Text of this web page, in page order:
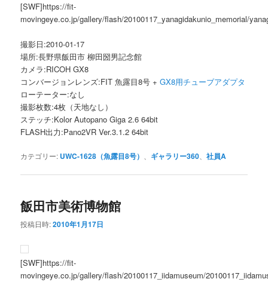
[SWF]https://fit-
movingeye.co.jp/gallery/flash/20100117_yanagidakunio_memorial/
撮影日:2010-01-17
場所:長野県飯田市 柳田圀男記念館
カメラ:RICOH GX8
コンバージョンレンズ:FIT 魚露目8号 +GX8用チューブアダプタ
ローテーター:なし
撮影枚数:4枚（天地なし）
ステッチ:Kolor Autopano Giga 2.6 64bit
FLASH出力:Pano2VR Ver.3.1.2 64bit
カテゴリー: UWC-1628（魚露目8号） 、 ギャラリー360、社員A
飯田市美術博物館
投稿日時:2010年1月17日
[SWF]https://fit-
movingeye.co.jp/gallery/flash/20100117_iidamuseum/